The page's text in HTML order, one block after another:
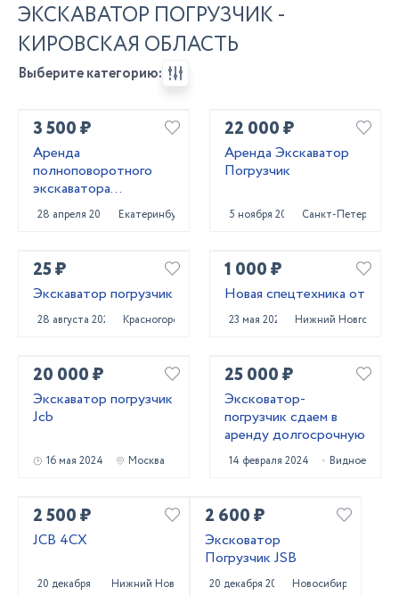
ЭКСКАВАТОР ПОГРУЗЧИК -
КИРОВСКАЯ ОБЛАСТЬ
Выберите категорию:
3 500 ₽
Аренда
полноповоротного
экскаватора
погрузчика
28 апреля 2025 Екатеринбург
22 000 ₽
Аренда Экскаватор
Погрузчик
5 ноября 2024 Санкт-Петербург
25 ₽
Экскаватор погрузчик
28 августа 2024 Красногорск
1 000 ₽
Новая спецтехника от
23 мая 2024 Нижний Новгород
20 000 ₽
Экскаватор погрузчик
Jcb
16 мая 2024 Москва
25 000 ₽
Эксковатор-
погрузчик сдаем в
аренду долгосрочную
14 февраля 2024 Видное
2 500 ₽
JCB 4CX
20 декабря 2023Нижний Новгород
2 600 ₽
Эксковатор
Погрузчик JSB
20 декабря 2023 Новосибирск